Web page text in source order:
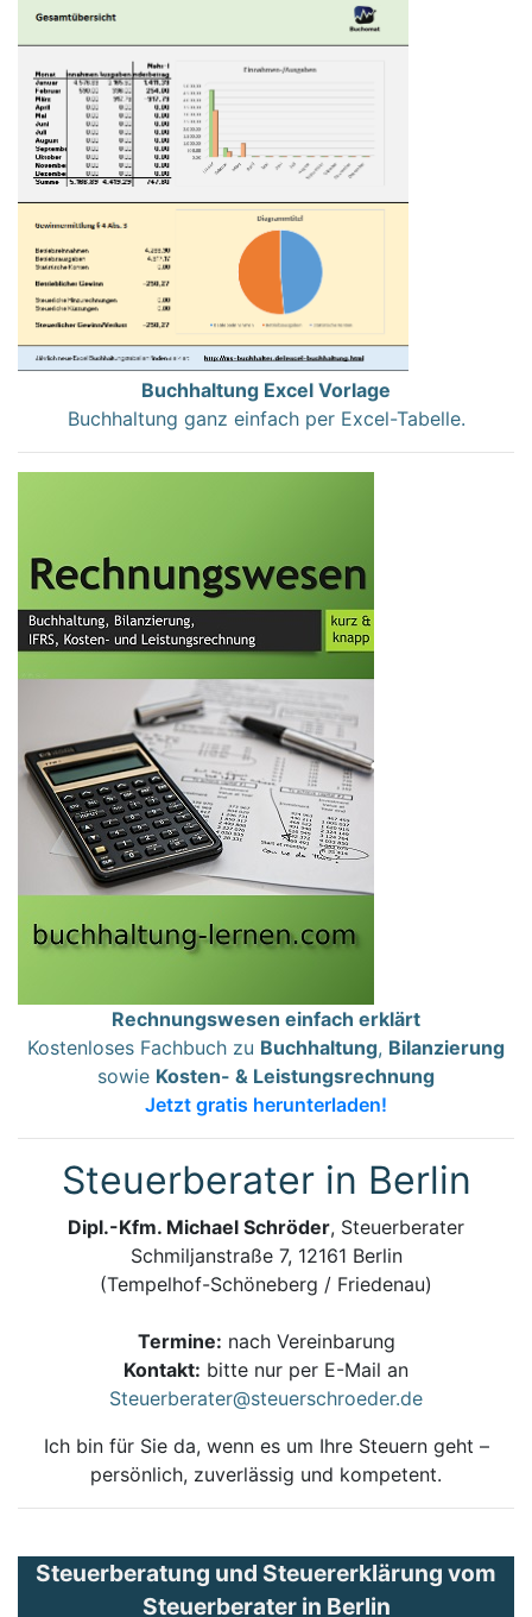
Buchhaltung Excel Vorlage
Buchhaltung ganz einfach per Excel-Tabelle.
Rechnungswesen einfach erklärt
Kostenloses Fachbuch zu Buchhaltung, Bilanzierung
sowie Kosten- & Leistungsrechnung
Jetzt gratis herunterladen!
Steuerberater in Berlin
Dipl.-Kfm. Michael Schröder, Steuerberater
Schmiljanstraße 7, 12161 Berlin
(Tempelhof-Schöneberg / Friedenau)
Termine: nach Vereinbarung
Kontakt: bitte nur per E-Mail an
Steuerberater@steuerschroeder.de
Ich bin für Sie da, wenn es um Ihre Steuern geht –
persönlich, zuverlässig und kompetent.
Steuerberatung und Steuererklärung vom
Steuerberater in Berlin